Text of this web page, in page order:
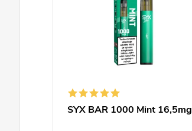
SYX BAR 1000 Mint 16,5mg